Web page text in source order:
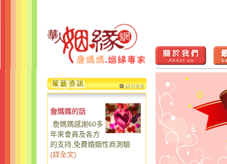
詹媽媽的話
詹媽媽感謝60多
年來會員及各方
的支持,免費婚姻性商測驗
(詳全文)